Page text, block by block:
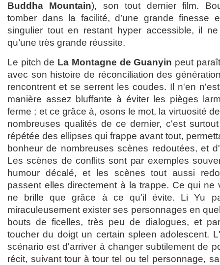
Buddha Mountain), son tout dernier film.
tomber dans la facilité, d’une grande finesse
singulier tout en restant hyper accessible, il
qu’une très grande réussite.
Le pitch de La Montagne de Guanyin peut
avec son histoire de réconciliation des
rencontrent et se serrent les coudes. Il n'en
manière assez bluffante à éviter les pièges
ferme ; et ce grâce à, osons le mot, la virtuosité
nombreuses qualités de ce dernier, c'est
répétée des ellipses qui frappe avant tout,
bonheur de nombreuses scènes redoutées, et
Les scènes de conflits sont par exemples
humour décalé, et les scènes tout aussi
passent elles directement à la trappe. Ce qui ne
ne brille que grâce à ce qu'il évite. Li Yu
miraculeusement exister ses personnages en
bouts de ficelles, très peu de dialogues, et
toucher du doigt un certain spleen adolescent.
scénario est d'arriver à changer subtilement de
récit, suivant tour à tour tel ou tel personnage,